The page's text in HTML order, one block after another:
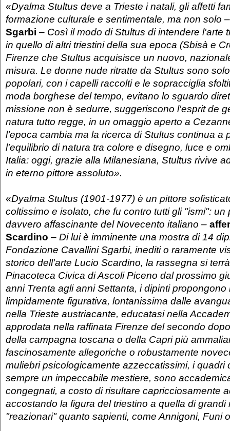
«Dyalma Stultus deve a Trieste i natali, gli affetti
formazione culturale e sentimentale, ma non solo
Sgarbi – Così il modo di Stultus di intendere l'arte
in quello di altri triestini della sua epoca (Sbisà e
Firenze che Stultus acquisisce un nuovo,
misura. Le donne nude ritratte da Stultus sono
popolari, con i capelli raccolti e le sopracciglia
moda borghese del tempo, evitano lo sguardo
missione non è sedurre, suggeriscono l'esprit de
natura tutto regge, in un omaggio aperto a
l’epoca cambia ma la ricerca di Stultus continua a
l'equilibrio di natura tra colore e disegno, luce e
Italia: oggi, grazie alla Milanesiana, Stultus rivive
in eterno pittore assoluto».
«Dyalma Stultus (1901-1977) è un pittore
coltissimo e isolato, che fu contro tutti gli "ismi": un
davvero affascinante del Novecento italiano –
Scardino – Di lui è imminente una mostra di 14
Fondazione Cavallini Sgarbi, inediti o raramente
storico dell'arte Lucio Scardino, la rassegna si
Pinacoteca Civica di Ascoli Piceno dal prossimo
anni Trenta agli anni Settanta, i dipinti
limpidamente figurativa, lontanissima dalle
nella Trieste austriacante, educatasi nella
approdata nella raffinata Firenze del secondo
della campagna toscana o della Capri più
fascinosamente allegoriche o robustamente
muliebri psicologicamente azzeccatissimi, i quadri
sempre un impeccabile mestiere, sono
congegnati, a costo di risultare capricciosamente
accostando la figura del triestino a quella di grandi
"reazionari" quanto sapienti, come Annigoni, Funi